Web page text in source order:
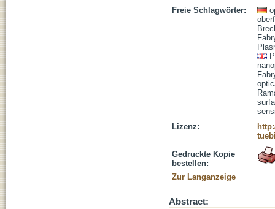
Freie Schlagwörter:
Lizenz:
Gedruckte Kopie
bestellen:
Zur Langanzeige
Abstract: